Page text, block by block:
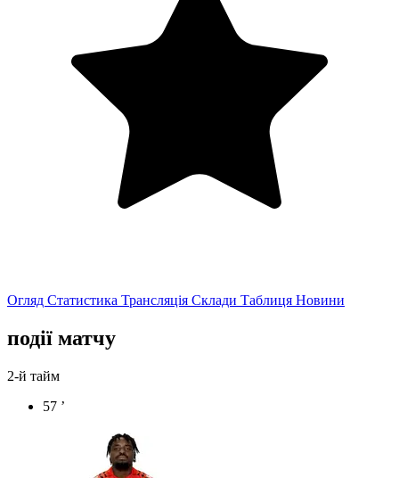
Огляд Статистика Трансляція Склади Таблиця Новини
події матчу
2-й тайм
57 ’